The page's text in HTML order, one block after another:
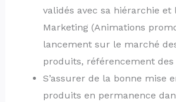
validés avec sa hiérarchie et
Marketing (Animations
lancement sur le marché
produits, référencement
S’assurer de la bonne mise
produits en permanence